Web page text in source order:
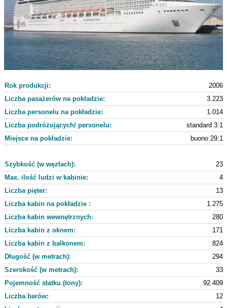
Rok produkcji:
2006
Liczba pasażerów na pokładzie:
3.223
Liczba personelu na pokładzie:
1.014
Liczba podróżujących/ personelu:
standard 3:1
Miejsce na pokładzie:
buono 29:1
23
Szybkość (w węzłach):
4
Max. ilość ludzi w kabinie:
Liczba pięter:
13
Liczba kabin na pokładzie :
1.275
Liczba kabin wewnętrznych:
280
Liczba kabin z oknem:
171
Liczba kabin z balkonem:
824
Długość (w metrach):
294
Szerokość (w metrach):
33
Pojemność statku (tony):
92.409
Liczba barów:
12